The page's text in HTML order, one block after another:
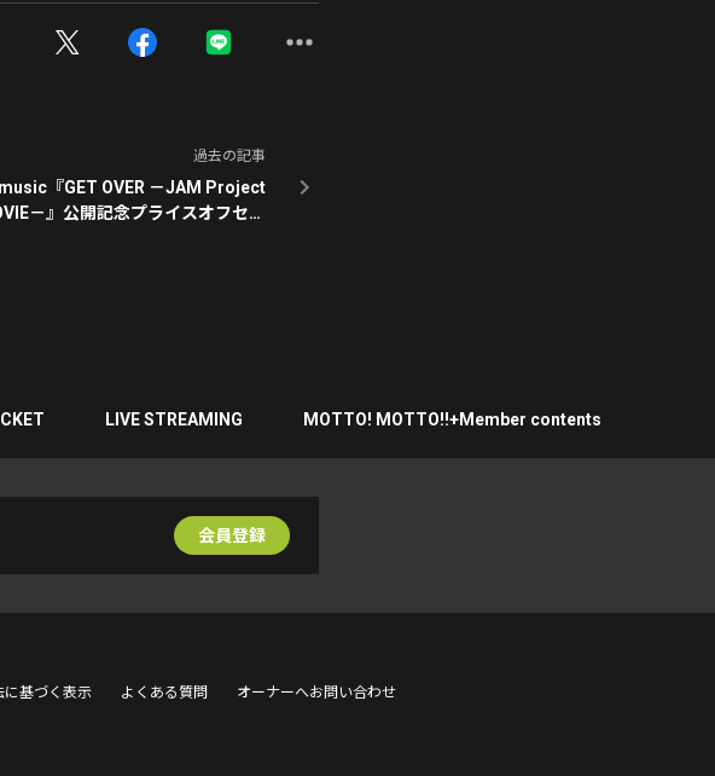
過去の記事
『GET OVER －JAM Project
－』公開記念プライスオフセー
LIVE STREAMING MOTTO! MOTTO!!+Member contents
会員登録
に基づく表示 よくある質問 オーナーへお問い合わせ